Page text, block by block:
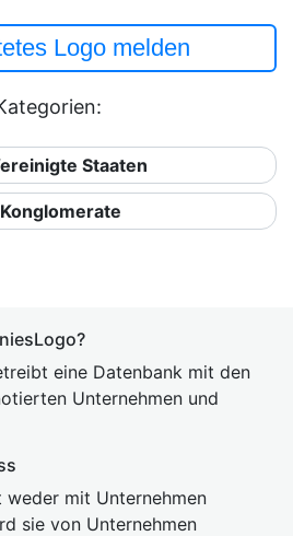
Logo melden
Staaten
eine Datenbank mit den
Unternehmen und
weder mit Unternehmen
sie von Unternehmen